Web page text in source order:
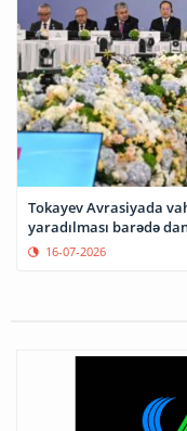
Tokayev Avrasiyada
yaradılması barədə
16-07-2026